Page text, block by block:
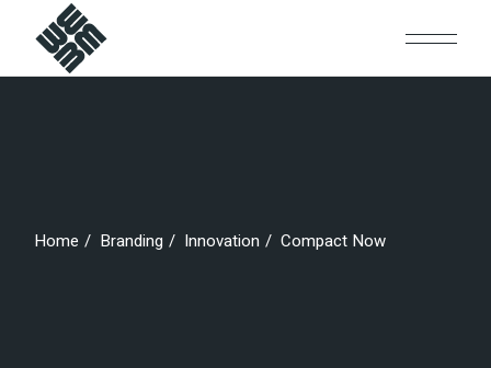
content
Home Branding Innovation Compact Now